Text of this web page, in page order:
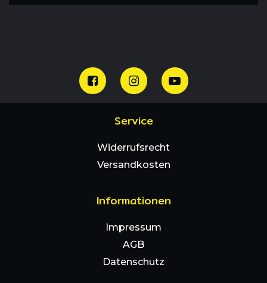
Service
Widerrufsrecht
Versandkosten
Informationen
Impressum
AGB
Datenschutz